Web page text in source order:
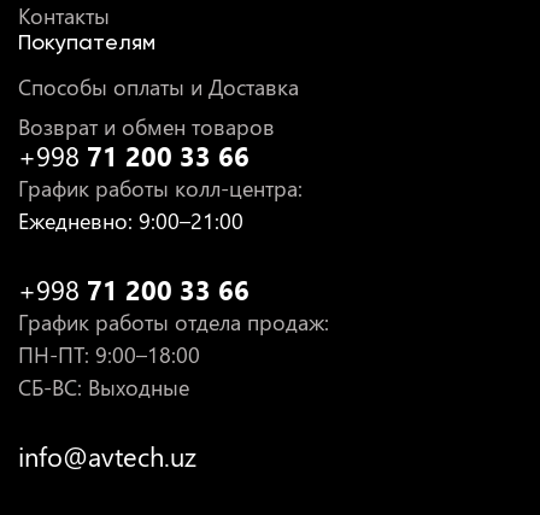
Контакты
Покупателям
Способы оплаты и Доставка
Возврат и обмен товаров
+998 71 200 33 66
График работы колл-центра:
Ежедневно: 9:00–21:00
+998 71 200 33 66
График работы отдела продаж:
ПН-ПТ: 9:00–18:00
СБ-ВС: Выходные
info@avtech.uz